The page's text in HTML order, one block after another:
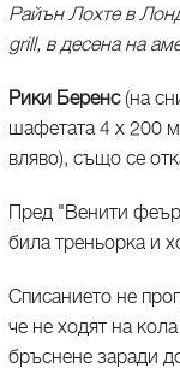
Райън Лохте в
grill, в десена на
Рики Беренс(на
шафетата 4 х 200
вляво), също се
Пред "Венити
била треньорка и
Списанието не
че не ходят на
бръснене заради